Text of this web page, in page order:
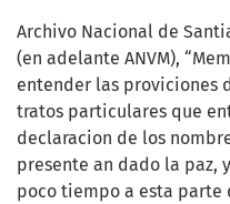
Archivo Nacional de
(en adelante ANVM),
entender las proviciones
tratos particulares que
declaracion de los
presente an dado la paz,
poco tiempo a esta parte